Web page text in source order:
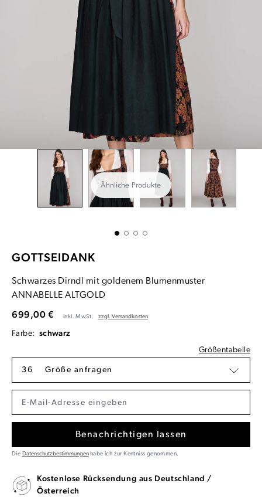
Ähnliche Produkte
GOTTSEIDANK
Schwarzes Dirndl mit goldenem Blumenmuster
ANNABELLE ALTGOLD
699,00 € inkl. MwSt. zzgl. Versandkosten
Farbe: schwarz
Größentabelle
36 Größe anfragen
Benachrichtigen lassen
Die Datenschutzbestimmungenhabe ich zur Kentniss genommen.
Kostenlose Rücksendung aus Deutschland /
Österreich